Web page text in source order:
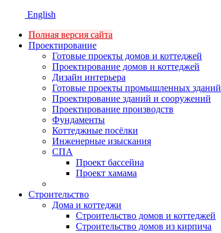
English
Полная версия сайта
Проектирование
Готовые проекты домов и коттеджей
Проектирование домов и коттеджей
Дизайн интерьера
Готовые проекты промышленных зданий
Проектирование зданий и сооружений
Проектирование производств
Фундаменты
Коттеджные посёлки
Инженерные изыскания
СПА
Проект бассейна
Проект хамама
Строительство
Дома и коттеджи
Строительство домов и коттеджей
Строительство домов из кирпича